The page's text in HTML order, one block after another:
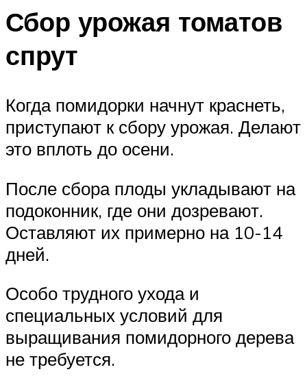
Сбор урожая томатов
спрут
Когда помидорки начнут краснеть,
приступают к сбору урожая. Делают
это вплоть до осени.
После сбора плоды укладывают на
подоконник, где они дозревают.
Оставляют их примерно на 10-14
дней.
Особо трудного ухода и
специальных условий для
выращивания помидорного дерева
не требуется.